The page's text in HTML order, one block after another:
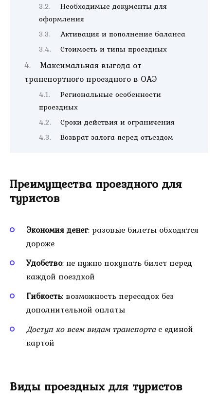
Необходимые документы для
оформления
Активация и пополнение баланса
Стоимость и типы проездных
Максимальная выгода от
транспортного проездного в ОАЭ
Региональные особенности
проездных
Сроки действия и ограничения
Возврат залога перед отъездом
Преимущества проездного для
туристов
Экономия денег: разовые билеты обходятся
дороже
Удобство: не нужно покупать билет перед
каждой поездкой
Гибкость: возможность пересадок без
дополнительной оплаты
Доступ ко всем видам транспортас единой
картой
Виды проездных для туристов